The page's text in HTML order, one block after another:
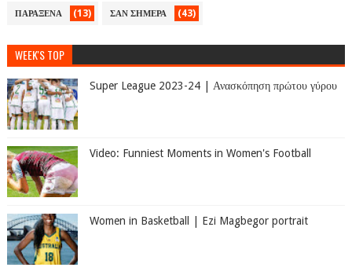
ΠΑΡΑΞΕΝΑ (13) ΣΑΝ ΣΗΜΕΡΑ (43)
WEEK'S TOP
Super League 2023-24 | Ανασκόπηση πρώτου γύρου
Video: Funniest Moments in Women's Football
Women in Basketball | Ezi Magbegor portrait